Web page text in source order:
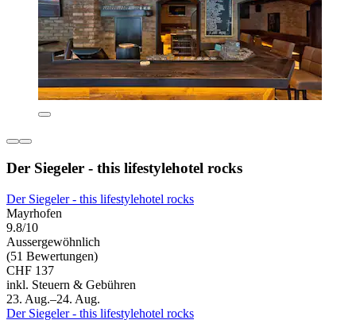
Der Siegeler - this lifestylehotel rocks
Der Siegeler - this lifestylehotel rocks
Mayrhofen
9.8/10
Aussergewöhnlich
(51 Bewertungen)
CHF 137
inkl. Steuern & Gebühren
23. Aug.–24. Aug.
Der Siegeler - this lifestylehotel rocks